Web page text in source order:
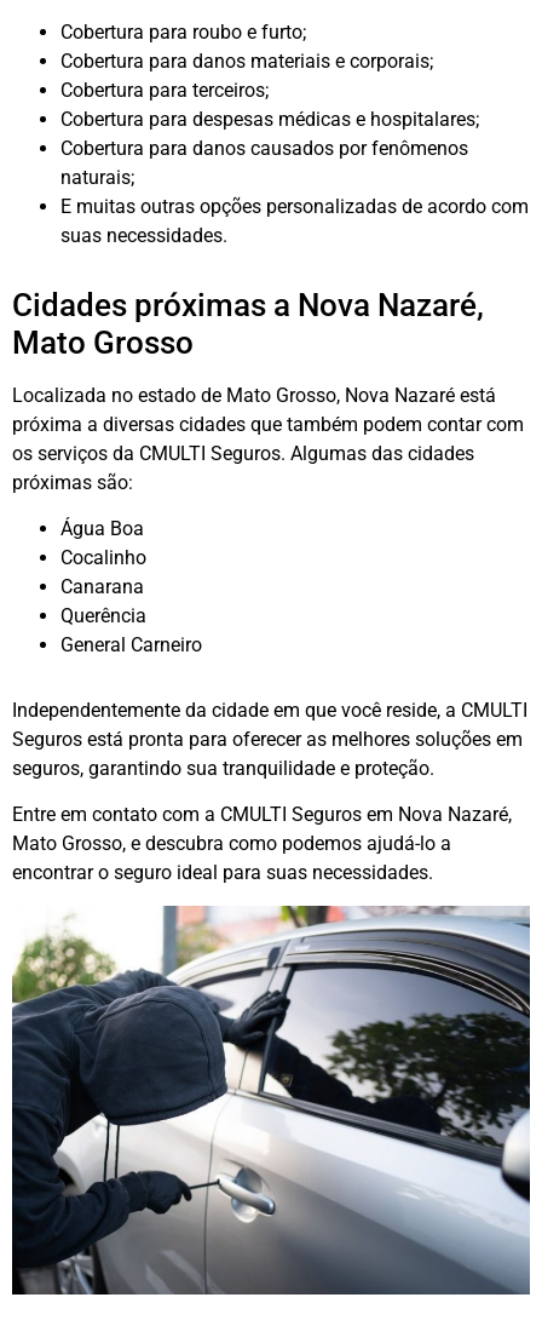
Cobertura para roubo e furto;
Cobertura para danos materiais e corporais;
Cobertura para terceiros;
Cobertura para despesas médicas e hospitalares;
Cobertura para danos causados por fenômenos
naturais;
E muitas outras opções personalizadas de acordo com
suas necessidades.
Cidades próximas a Nova Nazaré,
Mato Grosso
Localizada no estado de Mato Grosso, Nova Nazaré está
próxima a diversas cidades que também podem contar com
os serviços da CMULTI Seguros. Algumas das cidades
próximas são:
Água Boa
Cocalinho
Canarana
Querência
General Carneiro
Independentemente da cidade em que você reside, a CMULTI
Seguros está pronta para oferecer as melhores soluções em
seguros, garantindo sua tranquilidade e proteção.
Entre em contato com a CMULTI Seguros em Nova Nazaré,
Mato Grosso, e descubra como podemos ajudá-lo a
encontrar o seguro ideal para suas necessidades.